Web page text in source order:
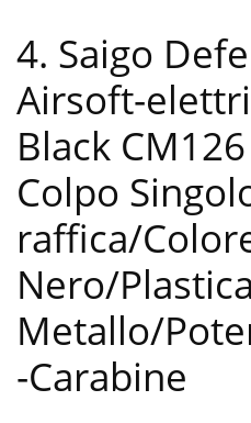
4. Saigo
Airsoft-
Black
Colpo
raffica/
Nero/
Metallo/
-Carabine